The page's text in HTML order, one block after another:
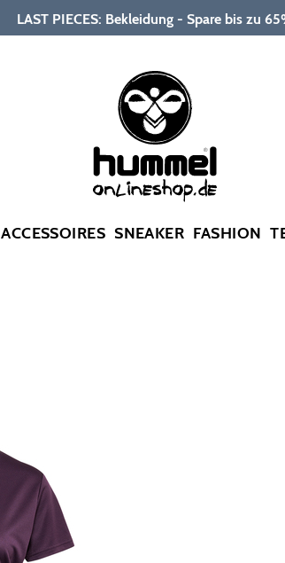
LAST PIECES: Bekleidung - Spare bis zu
ACCESSOIRES SNEAKER FASHION